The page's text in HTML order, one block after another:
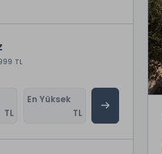
TL
TL
En Yüksek
TL